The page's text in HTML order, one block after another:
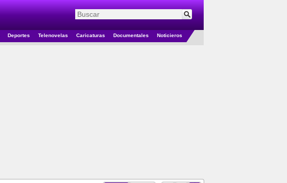
Deportes Telenovelas Caricaturas Documentales Noticieros